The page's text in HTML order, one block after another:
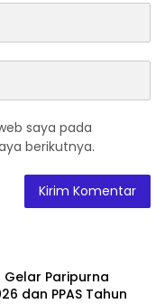
saya pada
berikutnya.
Gelar Paripurna
dan PPAS Tahun